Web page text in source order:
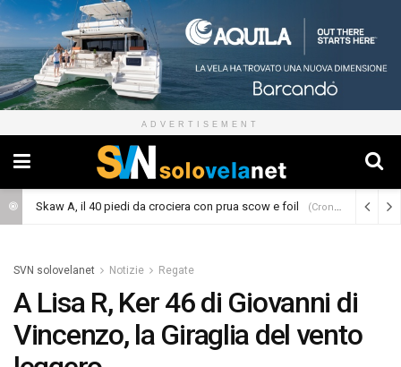
ADVERTISEMENT
Skaw A, il 40 piedi da crociera con prua scow e foil (Cronaca)
SVN solovelanet Notizie Regate
A Lisa R, Ker 46 di Giovanni di
Vincenzo, la Giraglia del vento